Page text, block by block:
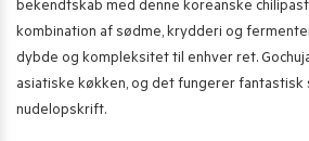
bekendtskab med denne koreanske
kombination af sødme, krydderi og
dybde og kompleksitet til enhver ret.
asiatiske køkken, og det fungerer fantastisk
nudelopskrift.